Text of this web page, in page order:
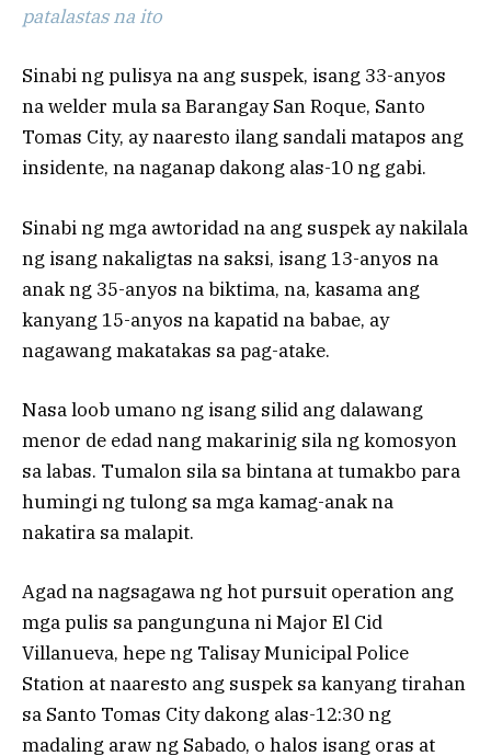
patalastas na ito
Sinabi ng pulisya na ang suspek, isang 33-anyos
na welder mula sa Barangay San Roque, Santo
Tomas City, ay naaresto ilang sandali matapos ang
insidente, na naganap dakong alas-10 ng gabi.
Sinabi ng mga awtoridad na ang suspek ay nakilala
ng isang nakaligtas na saksi, isang 13-anyos na
anak ng 35-anyos na biktima, na, kasama ang
kanyang 15-anyos na kapatid na babae, ay
nagawang makatakas sa pag-atake.
Nasa loob umano ng isang silid ang dalawang
menor de edad nang makarinig sila ng komosyon
sa labas. Tumalon sila sa bintana at tumakbo para
humingi ng tulong sa mga kamag-anak na
nakatira sa malapit.
Agad na nagsagawa ng hot pursuit operation ang
mga pulis sa pangunguna ni Major El Cid
Villanueva, hepe ng Talisay Municipal Police
Station at naaresto ang suspek sa kanyang tirahan
sa Santo Tomas City dakong alas-12:30 ng
madaling araw ng Sabado, o halos isang oras at